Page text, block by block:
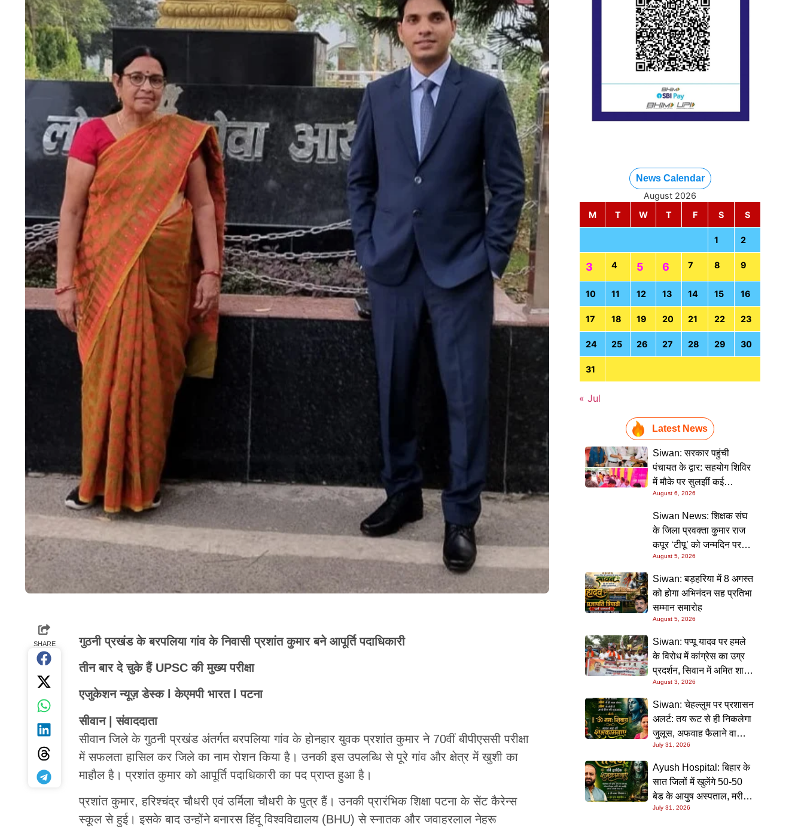
SHARE गुठनी प्रखंड के बरपलिया गांव के निवासी प्रशांत कुमार बने आपूर्ति पदाधिकारी
तीन बार दे चुके हैं UPSC की मुख्य परीक्षा
एजुकेशन न्यूज़ डेस्क l केएमपी भारत l पटना
सीवान | संवाददाता
सीवान जिले के गुठनी प्रखंड अंतर्गत बरपलिया गांव के होनहार युवक प्रशांत कुमार ने 70वीं बीपीएससी परीक्षा
में सफलता हासिल कर जिले का नाम रोशन किया है। उनकी इस उपलब्धि से पूरे गांव और क्षेत्र में खुशी का
माहौल है। प्रशांत कुमार को आपूर्ति पदाधिकारी का पद प्राप्त हुआ है।
प्रशांत कुमार, हरिश्चंद्र चौधरी एवं उर्मिला चौधरी के पुत्र हैं। उनकी प्रारंभिक शिक्षा पटना के सेंट कैरेन्स
स्कूल से हुई। इसके बाद उन्होंने बनारस हिंदू विश्वविद्यालय (BHU) से स्नातक और जवाहरलाल नेहरू
News Calendar
August 2026
M
T W T F S S
1 2
3 4 5 6 7 8 9
10 11 12 13 14 15 16
17 18 19 20 21 22 23
24 25 26 27 28 29 30
31
« Jul
Latest News
Siwan: सरकार पहुंची
पंचायत के द्वार: सहयोग शिविर
में मौके पर सुलझीं कई
समस्याएं, 30 दिन में समाधान
की गारंटी
August 6, 2026
Siwan News: शिक्षक संघ
के जिला प्रवक्ता कुमार राज
कपूर ‘टीपू’ को जन्मदिन पर
मिली शुभकामनाओं की सौगात
August 5, 2026
Siwan: बड़हरिया में 8 अगस्त
को होगा अभिनंदन सह प्रतिभा
सम्मान समारोह
August 5, 2026
Siwan: पप्पू यादव पर हमले
के विरोध में कांग्रेस का उग्र
प्रदर्शन, सिवान में अमित शाह
का पुतला फूंका
August 3, 2026
Siwan: चेहल्लुम पर प्रशासन
अलर्ट: तय रूट से ही निकलेगा
जुलूस, अफवाह फैलाने वालों
पर होगी सख्त कार्रवाई
July 31, 2026
Ayush Hospital: बिहार के
सात जिलों में खुलेंगे 50-50
बेड के आयुष अस्पताल, मरीजों
को मुफ्त मिलेगी इलाज और
July 31, 2026